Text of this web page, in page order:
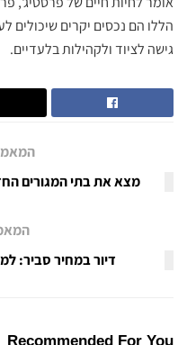
הללו הם נכסים יקרים שיכולים
גישה לציוד ולקהילות בלעדיים.
מצא את בתי המגורים
‏דיור במחיר סביר:
Recommended For You